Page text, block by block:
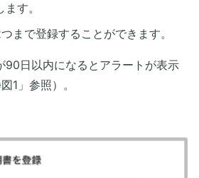
す。
まで登録することができます。
90日以内になるとアラートが表示
1」参照）。